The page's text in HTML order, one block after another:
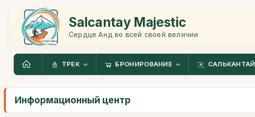
Salcantay Majestic
Сердце Анд во всей своей величии
ТРЕК БРОНИРОВАНИЕ САЛЬКАНТАЙ
Информационный центр